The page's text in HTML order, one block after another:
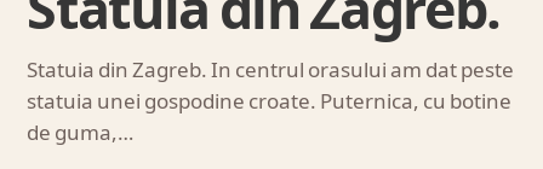
Statuia din Zagreb. In centrul orasului am dat peste
statuia unei gospodine croate. Puternica, cu botine
de guma,…